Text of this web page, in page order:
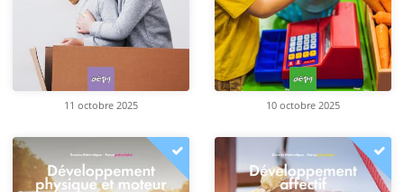
11 octobre 2025 10 octobre 2025